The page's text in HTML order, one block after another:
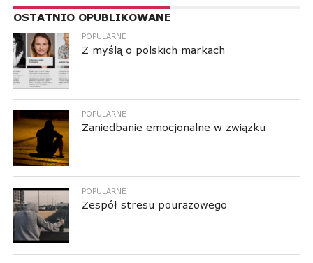
OSTATNIO OPUBLIKOWANE
POPULARNE
Z myślą o polskich markach
POPULARNE
Zaniedbanie emocjonalne w związku
POPULARNE
Zespół stresu pourazowego